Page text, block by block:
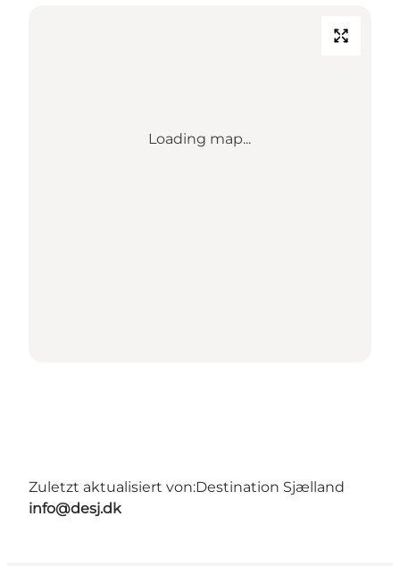
Loading map...
Zuletzt aktualisiert von:Destination Sjælland
info@desj.dk